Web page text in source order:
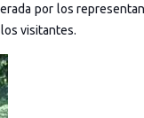
por los
visitantes.